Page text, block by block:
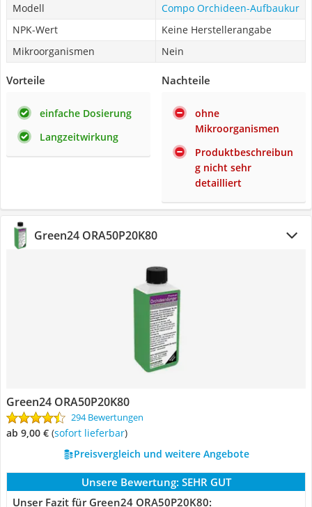
Modell
Compo Orchideen-Aufbaukur
NPK-Wert
Keine Herstellerangabe
Mikroorganismen
Nein
Vorteile
einfache Dosierung
Langzeitwirkung
Nachteile
ohne
Mikroorganismen
Produktbeschreibun
g nicht sehr
detailliert
Green24 ORA50P20K80
Green24 ORA50P20K80
294 Bewertungen
ab 9,00 € ( Sofort lieferbar)
Preisvergleich und weitere Angebote
Unsere Bewertung: SEHR GUT
Unser Fazit für Green24 ORA50P20K80: